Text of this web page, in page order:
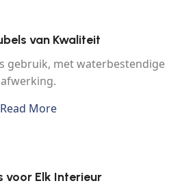
van Kwaliteit
gebruik, met waterbestendige
afwerking.
Read More
voor Elk Interieur